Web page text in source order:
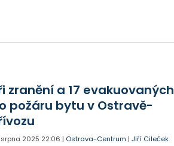
zranění a 17 evakuovaných
požáru bytu v Ostravě-
srpna 2025 22:06 | Ostrava-Centrum |Jiří Cileček